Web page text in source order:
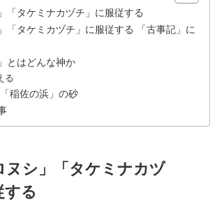
「タケミナカヅチ」に服従する
「タケミカヅチ」に服従する 「古事記」に
とはどんな神か
る
稲佐の浜」の砂
ヌシ」「タケミナカヅ
する